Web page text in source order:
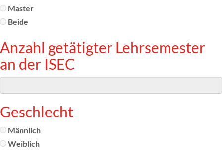
Master
Beide
Anzahl getätigter Lehrsemester
an der ISEC
Geschlecht
Männlich
Weiblich